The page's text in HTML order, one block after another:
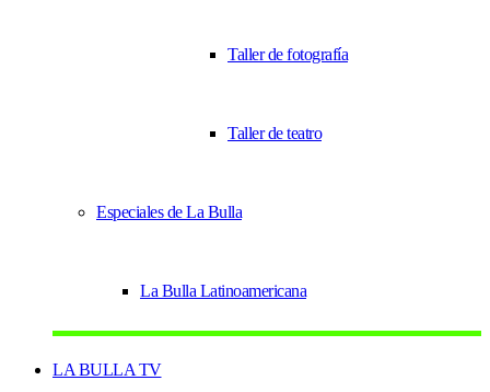
Taller de fotografía
Taller de teatro
Especiales de La Bulla
La Bulla Latinoamericana
LA BULLA TV